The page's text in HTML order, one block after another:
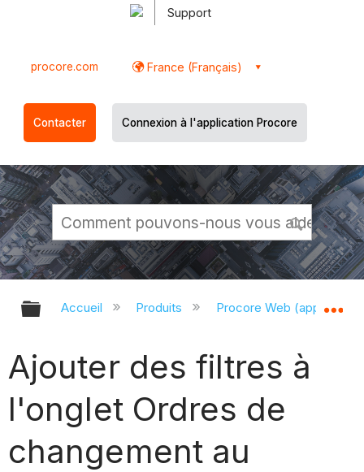
Support
procore.com France (Français)
Contacter Connexion à l'application Procore
Développer/réduire la hiérarchie
Accueil Produits Procore Web
Ajouter des filtres à
l'onglet Ordres de
changement au